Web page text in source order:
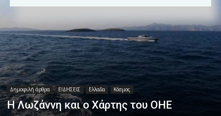
Δημοφιλή άρθρα ΕΙΔΗΣΕΙΣ Ελλαδα Κόσμος
Η Λωζάννη και ο Χάρτης του ΟΗΕ